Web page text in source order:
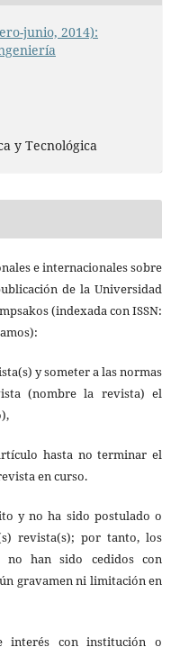
junio, 2014):
y Tecnológica
e internacionales sobre
de la Universidad
(indexada con ISSN:
y someter a las normas
(nombre la revista) el
hasta no terminar el
en curso.
y no ha sido postulado o
revista(s); por tanto, los
no han sido cedidos con
gravamen ni limitación en
interés con institución o